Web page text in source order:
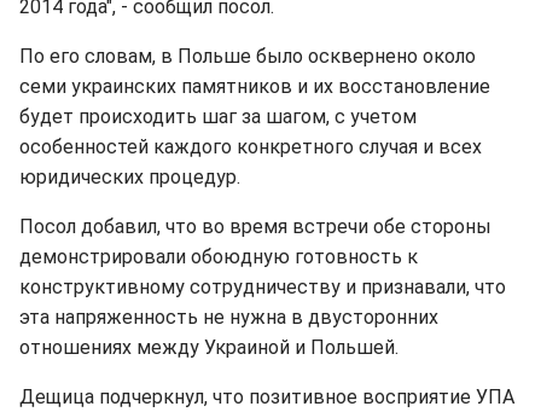
2014 года", - сообщил посол.
По его словам, в Польше было осквернено около
семи украинских памятников и их восстановление
будет происходить шаг за шагом, с учетом
особенностей каждого конкретного случая и всех
юридических процедур.
Посол добавил, что во время встречи обе стороны
демонстрировали обоюдную готовность к
конструктивному сотрудничеству и признавали, что
эта напряженность не нужна в двусторонних
отношениях между Украиной и Польшей.
Дещица подчеркнул, что позитивное восприятие УПА